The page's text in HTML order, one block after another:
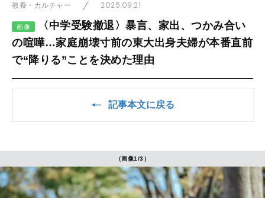
教養・カルチャー 2025.09.21
画像
〈中学受験撤退〉暴言、家出、つかみ合い
の喧嘩…家庭崩壊寸前の東大出身夫婦が本番直前
で“降りる”ことを決めた理由
記事本文に戻る
（画像1/3）